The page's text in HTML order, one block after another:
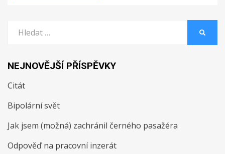
NEJNOVĚJŠÍ PŘÍSPĚVKY
Citát
Bipolární svět
Jak jsem (možná) zachránil černého pasažéra
Odpověď na pracovní inzerát